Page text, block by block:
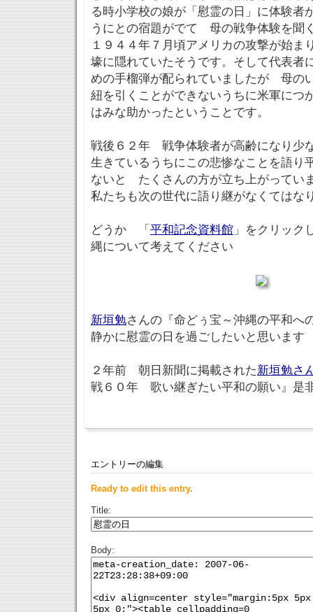
る時小学校の娘が「慰霊の日」に体験者
うにとの宿題がでて 母の戦争体験を聞
１９４４年７月頃アメリカの攻撃が始
壕に隠れていたそうです。そして代表者
めの手榴弾が配られていましたが 母の
紐を引くことができないうちに米軍に
はみな助かったということです。
戦後６２年 戦争体験者が高齢になり少
生きているうちにこの悲惨なことを語り
ないと たくさんの方が立ち上がってい
私たちも次の世代に語り継がなくてはな
どうか 「 平和記念資料館 」をクリッ
縄について考えてください
新垣勉さんの『命どぅ宝～沖縄の平和へ
静かに慰霊の日を過ごしたいと思います
２年前 朝日新聞に掲載された新垣勉さ
戦６０年 歌い継ぎたい平和の願い』是
エントリーの編集
Ready to edit this entry.
Title:
Body: